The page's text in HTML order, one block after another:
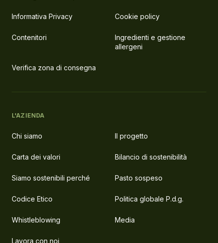
Informativa Privacy Cookie policy
Contenitori
Ingredienti e gestione
allergeni
Verifica zona di consegna
L'AZIENDA
Chi siamo Il progetto
Carta dei valori Bilancio di sostenibilità
Siamo sostenibili perché Pasto sospeso
Codice Etico Politica globale P.d.g.
Whistleblowing Media
Lavora con noi